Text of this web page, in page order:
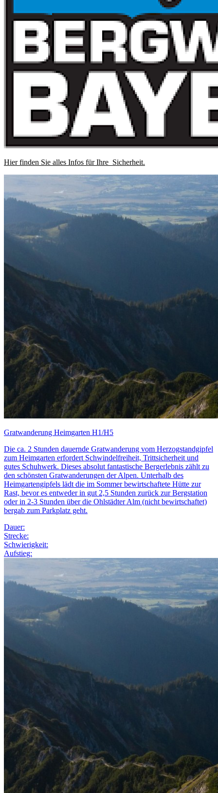
Hier finden Sie alles Infos für Ihre Sicherheit.
Gratwanderung Heimgarten H1/H5
Die ca. 2 Stunden dauernde Gratwanderung vom Herzogstandgipfel
zum Heimgarten erfordert Schwindelfreiheit, Trittsicherheit und
gutes Schuhwerk. Dieses absolut fantastische Bergerlebnis zählt zu
den schönsten Gratwanderungen der Alpen. Unterhalb des
Heimgartengipfels lädt die im Sommer bewirtschaftete Hütte zur
Rast, bevor es entweder in gut 2,5 Stunden zurück zur Bergstation
oder in 2-3 Stunden über die Ohlstädter Alm (nicht bewirtschaftet)
bergab zum Parkplatz geht.
Dauer:
Strecke:
Schwierigkeit:
Aufstieg: